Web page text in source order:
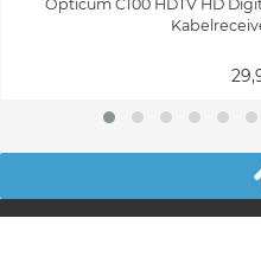
Opticum C100 HDTV HD